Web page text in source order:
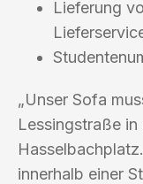
Lieferung
„Unser Sofa
Lessingstraße
innerhalb einer